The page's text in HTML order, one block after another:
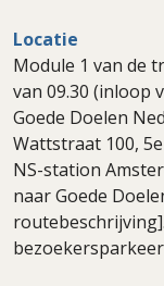
Locatie
Module 1 van de
van 09.30 (inloop
Goede Doelen
Wattstraat 100,
NS-station
naar Goede